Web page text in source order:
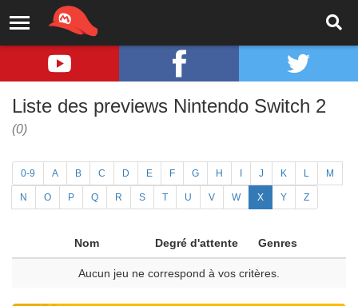
Liste des previews Nintendo Switch 2
(0)
0-9 A B C D E F G H J K L M
N O P Q R S T U V W X Y Z
Nom Degré d'attente Genres
Aucun jeu ne correspond à vos critères.